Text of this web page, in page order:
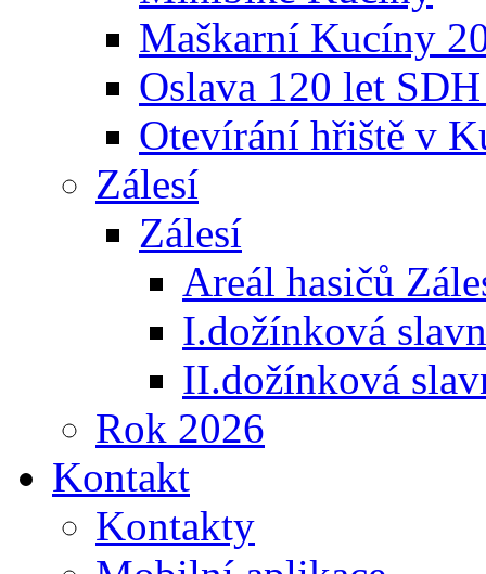
Maškarní Kucíny
Oslava 120 let
Otevírání hřiště v
Zálesí
Zálesí
Areál hasičů
I.dožínková
II.dožínková
Rok 2026
Kontakt
Kontakty